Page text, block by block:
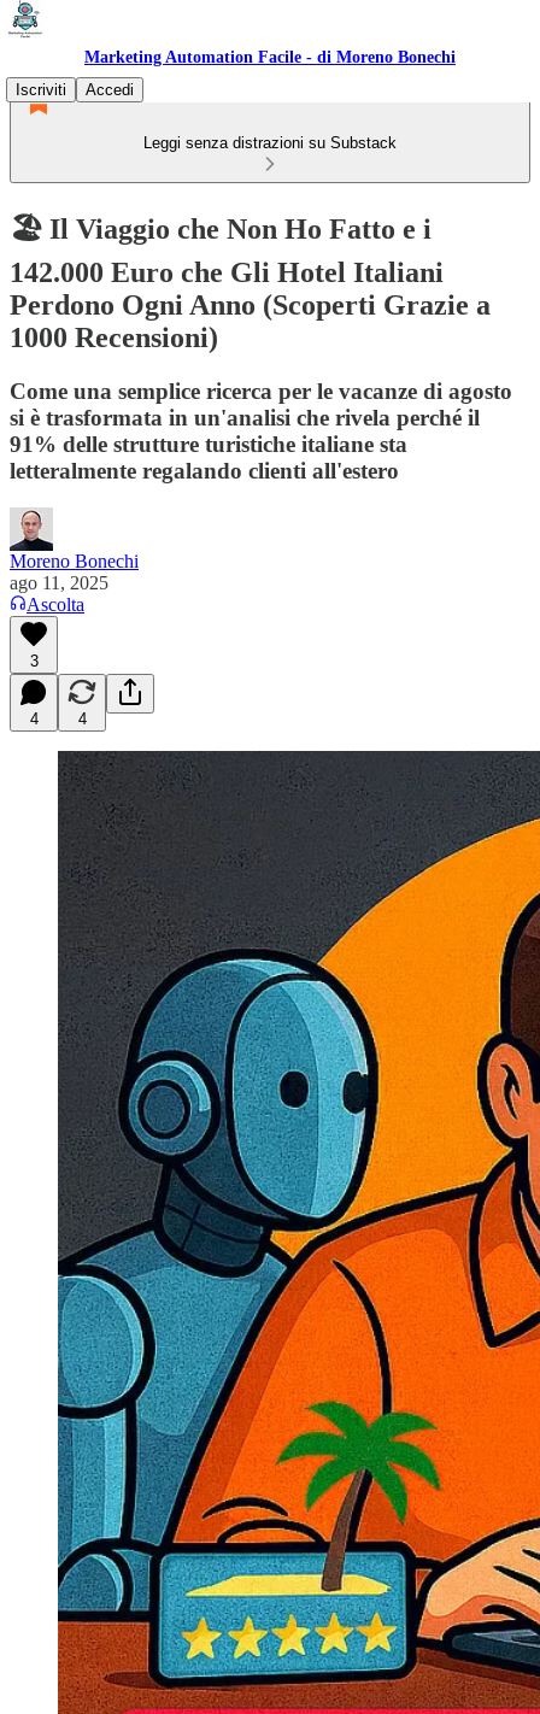
Marketing Automation Facile - di Moreno Bonechi
Iscriviti
Accedi
Leggi senza distrazioni su Substack
🏖️ Il Viaggio che Non Ho Fatto e i
142.000 Euro che Gli Hotel Italiani
Perdono Ogni Anno (Scoperti Grazie a
1000 Recensioni)
Come una semplice ricerca per le vacanze di agosto
si è trasformata in un'analisi che rivela perché il
91% delle strutture turistiche italiane sta
letteralmente regalando clienti all'estero
Moreno Bonechi
ago 11, 2025
Ascolta
3
4 4